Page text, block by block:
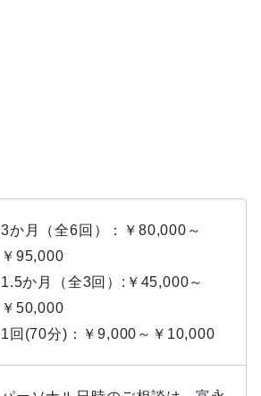
3か月（全6回）：￥80,000～
￥95,000
1.5か月（全3回）:￥45,000～
￥50,000
1回(70分)：￥9,000～￥10,000